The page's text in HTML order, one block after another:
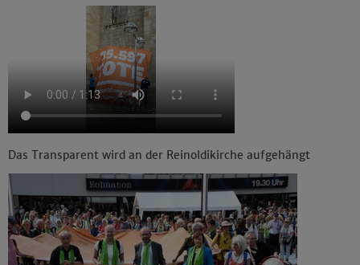
Das Transparent wird an der Reinoldikirche aufgehängt